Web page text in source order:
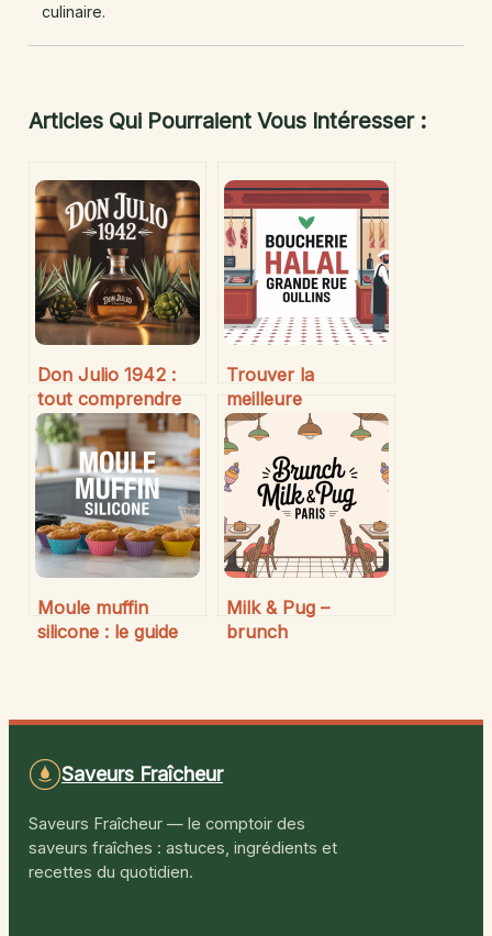
culinaire.
Articles Qui Pourraient Vous Intéresser :
Don Julio 1942 :
tout comprendre
sur cette tequila
d’exception
Trouver la
meilleure
boucherie halal
Grande Rue
d’Oullins : conseils
et bonnes adresses
Moule muffin
silicone : le guide
Milk & Pug –
brunch
Saveurs Fraîcheur
Saveurs Fraîcheur — le comptoir des
saveurs fraîches : astuces, ingrédients et
recettes du quotidien.